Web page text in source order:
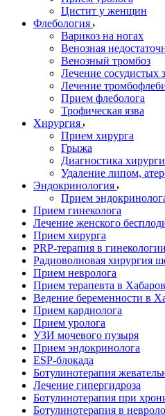
Цистит у женщин
Флебология
Варикоз на ногах
Венозная
Венозный тромбоз
Лечение сосудистых
Лечение
Прием флеболога
Трофическая язва
Хирургия
Прием хирурга
Грыжа
Диагностика
Удаление липом,
Эндокринология
Прием
Прием гинеколога
Лечение женского
Прием хирурга
PRP-терапия в гинекологии
Радиоволновая хирургия
Прием невролога
Прием терапевта в
Ведение беременности в
Прием кардиолога
Прием уролога
УЗИ мочевого пузыря
Прием эндокринолога
ESP-блокада
Ботулинотерапия
Лечение гипергидроза
Ботулинотерапия при
Ботулинотерапия в